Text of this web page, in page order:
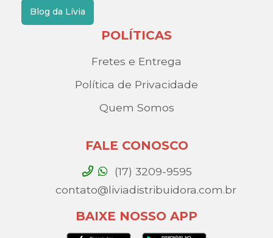
Blog da Lívia
POLÍTICAS
Fretes e Entrega
Política de Privacidade
Quem Somos
FALE CONOSCO
(17) 3209-9595
contato@liviadistribuidora.com.br
BAIXE NOSSO APP